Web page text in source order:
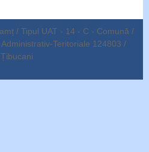
/ Tipul UAT - 14 - C - Comună /
Teritoriale 124803 /
Țibucani